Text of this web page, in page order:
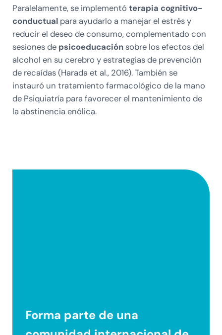
Paralelamente, se implementó terapia cognitivo-
conductualpara ayudarlo a manejar el estrés y
reducir el deseo de consumo, complementado con
sesiones de psicoeducaciónsobre los efectos del
alcohol en su cerebro y estrategias de prevención
de recaídas (Harada et al., 2016). También se
instauró un tratamiento farmacológico de la mano
de Psiquiatría para favorecer el mantenimiento de
la abstinencia enólica.
Forma parte de una